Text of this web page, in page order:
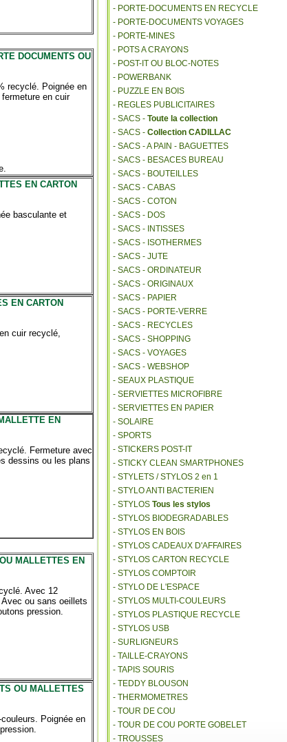
DOCUMENTS OU
recyclé. Poignée en
en cuir
EN CARTON
basculante et
EN CARTON
cuir recyclé,
EN
Fermeture avec
dessins ou les plans
MALLETTES EN
Avec 12
ou sans oeillets
pression.
OU MALLETTES
Poignée en
- PORTE-DOCUMENTS EN RECYCLE
- PORTE-DOCUMENTS VOYAGES
- PORTE-MINES
- POTS A CRAYONS
- POST-IT OU BLOC-NOTES
- POWERBANK
- PUZZLE EN BOIS
- REGLES PUBLICITAIRES
- SACS - Toute la collection
- SACS - Collection CADILLAC
- SACS - A PAIN - BAGUETTES
- SACS - BESACES BUREAU
- SACS - BOUTEILLES
- SACS - CABAS
- SACS - COTON
- SACS - DOS
- SACS - INTISSES
- SACS - ISOTHERMES
- SACS - JUTE
- SACS - ORDINATEUR
- SACS - ORIGINAUX
- SACS - PAPIER
- SACS - PORTE-VERRE
- SACS - RECYCLES
- SACS - SHOPPING
- SACS - VOYAGES
- SACS - WEBSHOP
- SEAUX PLASTIQUE
- SERVIETTES MICROFIBRE
- SERVIETTES EN PAPIER
- SOLAIRE
- SPORTS
- STICKERS POST-IT
- STICKY CLEAN SMARTPHONES
- STYLETS / STYLOS 2 en 1
- STYLO ANTI BACTERIEN
- STYLOS Tous les stylos
- STYLOS BIODEGRADABLES
- STYLOS EN BOIS
- STYLOS CADEAUX D'AFFAIRES
- STYLOS CARTON RECYCLE
- STYLOS COMPTOIR
- STYLO DE L'ESPACE
- STYLOS MULTI-COULEURS
- STYLOS PLASTIQUE RECYCLE
- STYLOS USB
- SURLIGNEURS
- TAILLE-CRAYONS
- TAPIS SOURIS
- TEDDY BLOUSON
- THERMOMETRES
- TOUR DE COU
- TOUR DE COU PORTE GOBELET
- TROUSSES